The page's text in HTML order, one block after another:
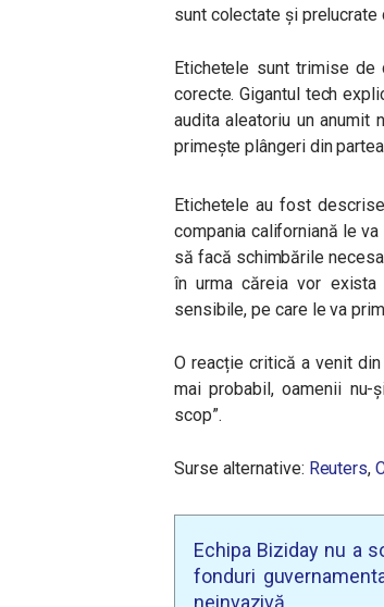
sunt colectate și prelucrate
Etichetele sunt trimise
corecte. Gigantul tech
audita aleatoriu un anumit
primește plângeri din
Etichetele au fost
compania californiană le
să facă schimbările
în urma căreia vor
sensibile, pe care le va
O reacție critică a venit
mai probabil, oamenii
scop”.
Surse alternative: Reuters,
Echipa Biziday nu a
fonduri
neinvazivă.